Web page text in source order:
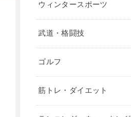
ウィンタースポーツ
武道・格闘技
ゴルフ
筋トレ・ダイエット